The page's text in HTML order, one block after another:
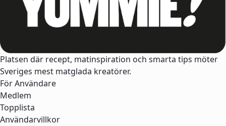
Platsen där recept, matinspiration och smarta tips möter
Sveriges mest matglada kreatörer.
För Användare
Medlem
Topplista
Användarvillkor